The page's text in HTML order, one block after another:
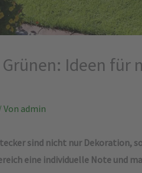
Ideen
Von admin
sind nicht nur Dekoration,
eine individuelle Note und